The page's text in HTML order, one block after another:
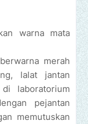
warna mata
merah
lalat jantan
laboratorium
pejantan
memutuskan